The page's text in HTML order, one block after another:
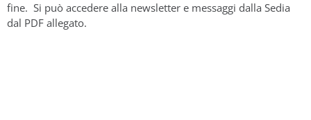
fine. Si può accedere alla newsletter e messaggi dalla Sedia
dal PDF allegato.